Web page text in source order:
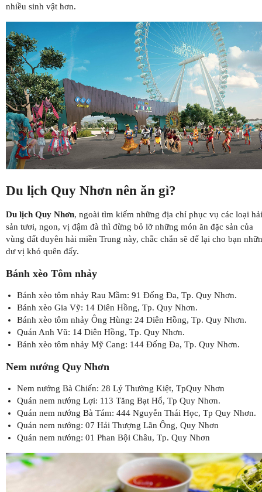
nhiều sinh vật hơn.
Du lịch Quy Nhơn nên ăn gì?
Du lịch Quy Nhơn, ngoài tìm kiếm những địa chỉ phục vụ các loại hải
sản tươi, ngon, vị đậm đà thì đừng bỏ lỡ những món ăn đặc sản của
vùng đất duyên hải miền Trung này, chắc chắn sẽ để lại cho bạn
dư vị khó quên đấy.
Bánh xèo Tôm nhảy
Bánh xèo tôm nhảy Rau Mầm: 91 Đống Đa, Tp. Quy Nhơn.
Bánh xèo Gia Vỹ: 14 Diên Hồng, Tp. Quy Nhơn.
Bánh xèo tôm nhảy Ông Hùng: 24 Diên Hồng, Tp. Quy Nhơn.
Quán Anh Vũ: 14 Diên Hồng, Tp. Quy Nhơn.
Bánh xèo tôm nhảy Mỹ Cang: 144 Đống Đa, Tp. Quy Nhơn.
Nem nướng Quy Nhơn
Nem nướng Bà Chiến: 28 Lý Thường Kiệt, TpQuy Nhơn
Quán nem nướng Lợi: 113 Tăng Bạt Hổ, Tp Quy Nhơn.
Quán nem nướng Bà Tám: 444 Nguyễn Thái Học, Tp Quy Nhơn.
Quán nem nướng: 07 Hải Thượng Lãn Ông, Quy Nhơn
Quán nem nướng: 01 Phan Bội Châu, Tp. Quy Nhơn